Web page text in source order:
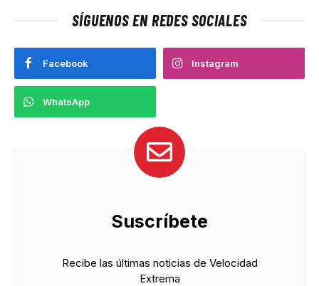
SÍGUENOS EN REDES SOCIALES
Facebook Instagram
WhatsApp
Suscríbete
Recibe las últimas noticias de Velocidad
Extrema